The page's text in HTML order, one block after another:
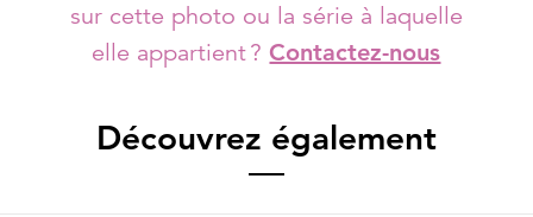
sur cette photo ou la série à laquelle
elle appartient ? Contactez-nous
Découvrez également